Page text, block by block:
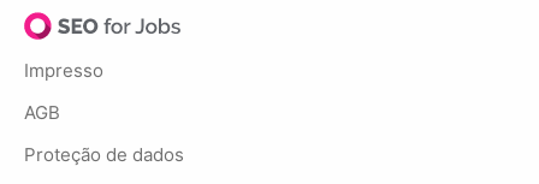
Impresso
AGB
Proteção de dados